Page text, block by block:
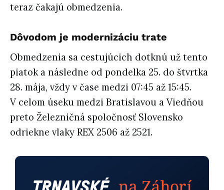
teraz čakajú obmedzenia.
Dôvodom je modernizáciu trate
Obmedzenia sa cestujúcich dotknú už tento
piatok a následne od pondelka 25. do štvrtka
28. mája, vždy v čase medzi 07:45 až 15:45.
V celom úseku medzi Bratislavou a Viedňou
preto Železničná spoločnosť Slovensko
odriekne vlaky REX 2506 až 2521.